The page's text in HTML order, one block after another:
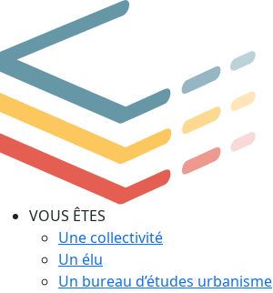
VOUS ÊTES
Une collectivité
Un élu
Un bureau d’études urbanisme